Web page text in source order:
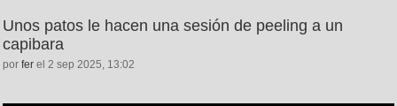
Unos patos le hacen una sesión de peeling a un
capibara
por fer el 2 sep 2025, 13:02